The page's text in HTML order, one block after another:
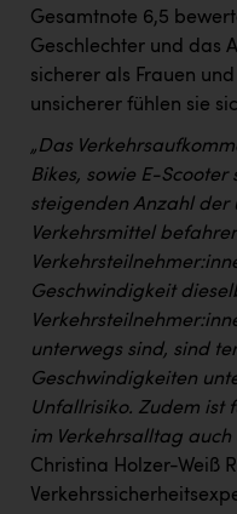
Gesamtnote 6,5
Geschlechter und das
sicherer als Frauen
unsicherer fühlen sie
„Das
Bikes, sowie E-
steigenden Anzahl der
Verkehrsmittel
Geschwindigkeit
unterwegs sind, sind
Geschwindigkeiten
Unfallrisiko. Zudem ist
im Verkehrsalltag auch
Christina Holzer-Weiß